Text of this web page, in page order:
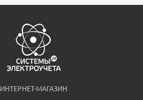
ИНТЕРНЕТ-МАГАЗИН